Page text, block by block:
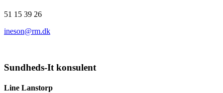
51 15 39 26
ineson@rm.dk
Sundheds-It konsulent
Line Lanstorp